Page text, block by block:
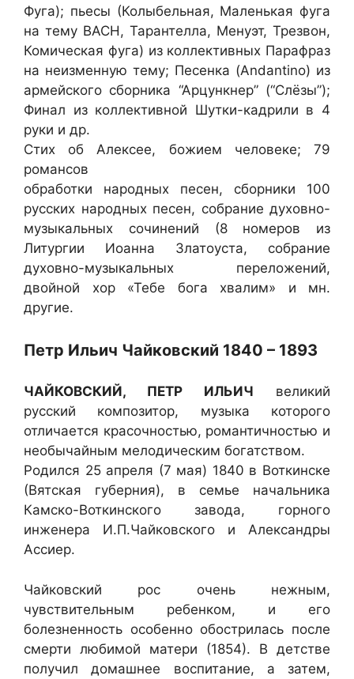
Фуга); пьесы (Колыбельная, Маленькая фуга
на тему BACH, Тарантелла, Менуэт, Трезвон,
Комическая фуга) из коллективных Парафраз
на неизменную тему; Песенка (Andantino) из
армейского сборника “Арцункнер” (“Слёзы”);
Финал из коллективной Шутки-кадрили в 4
руки и др.
Стих об Алексее, божием человеке; 79
романсов
обработки народных песен, сборники 100
русских народных песен, собрание духовно-
музыкальных сочинений (8 номеров из
Литургии Иоанна Златоуста, собрание
духовно-музыкальных переложений,
двойной хор «Тебе бога хвалим» и мн.
другие.
Петр Ильич Чайковский 1840 – 1893
ЧАЙКОВСКИЙ, ПЕТР ИЛЬИЧ великий
русский композитор, музыка которого
отличается красочностью, романтичностью и
необычайным мелодическим богатством.
Родился 25 апреля (7 мая) 1840 в Воткинске
(Вятская губерния), в семье начальника
Камско-Воткинского завода, горного
инженера И.П.Чайковского и Александры
Ассиер.
Чайковский рос очень нежным,
чувствительным ребенком, и его
болезненность особенно обострилась после
смерти любимой матери (1854). В детстве
получил домашнее воспитание, а затем,